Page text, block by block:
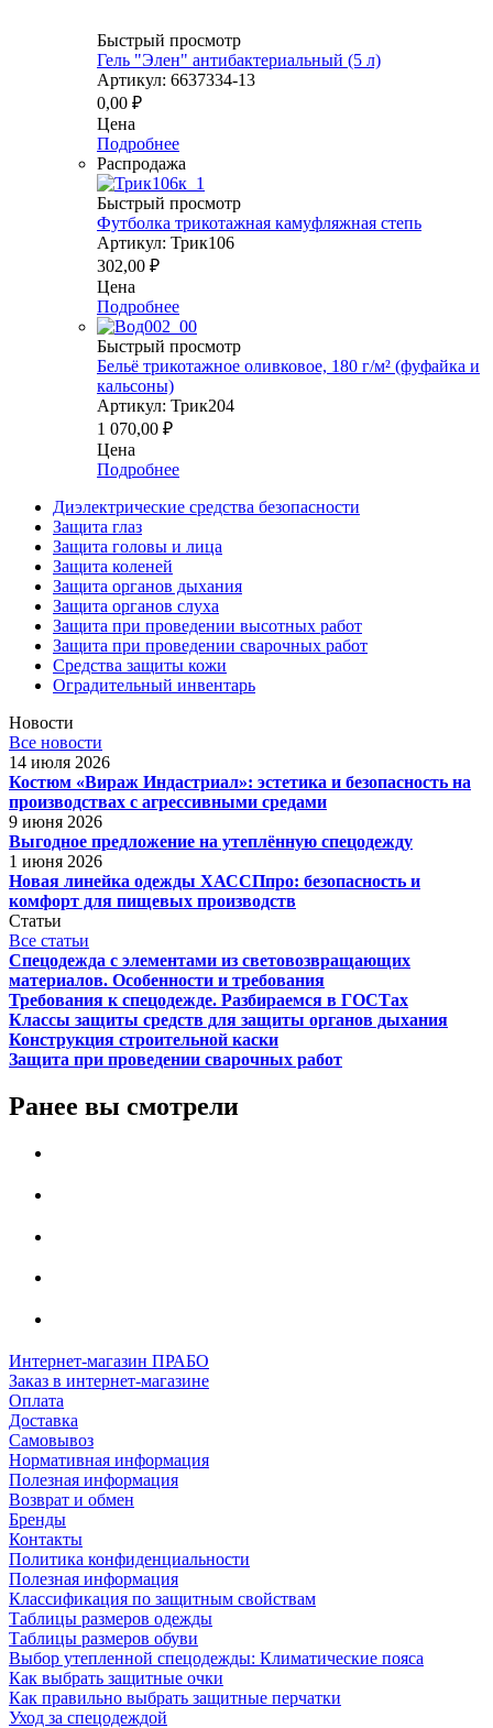
Быстрый просмотр
Гель "Элен" антибактериальный (5 л)
Артикул: 6637334-13
0,00 ₽
Цена
Подробнее
Распродажа
Быстрый просмотр
Футболка трикотажная камуфляжная степь
Артикул: Трик106
302,00 ₽
Цена
Подробнее
Быстрый просмотр
Бельё трикотажное оливковое, 180 г/м² (фуфайка и
кальсоны)
Артикул: Трик204
1 070,00 ₽
Цена
Подробнее
Диэлектрические средства безопасности
Защита глаз
Защита головы и лица
Защита коленей
Защита органов дыхания
Защита органов слуха
Защита при проведении высотных работ
Защита при проведении сварочных работ
Средства защиты кожи
Оградительный инвентарь
Новости
Все новости
14 июля 2026
Костюм «Вираж Индастриал»: эстетика и безопасность на
производствах с агрессивными средами
9 июня 2026
Выгодное предложение на утеплённую спецодежду
1 июня 2026
Новая линейка одежды ХАССПпро: безопасность и
комфорт для пищевых производств
Статьи
Все статьи
Спецодежда с элементами из световозвращающих
материалов. Особенности и требования
Требования к спецодежде. Разбираемся в ГОСТах
Классы защиты средств для защиты органов дыхания
Конструкция строительной каски
Защита при проведении сварочных работ
Ранее вы смотрели
Интернет-магазин ПРАБО
Заказ в интернет-магазине
Оплата
Доставка
Самовывоз
Нормативная информация
Полезная информация
Возврат и обмен
Бренды
Контакты
Политика конфиденциальности
Полезная информация
Классификация по защитным свойствам
Таблицы размеров одежды
Таблицы размеров обуви
Выбор утепленной спецодежды: Климатические пояса
Как выбрать защитные очки
Как правильно выбрать защитные перчатки
Уход за спецодеждой